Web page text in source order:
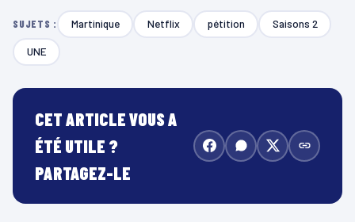
SUJETS : Martinique Netflix pétition Saisons 2
UNE
CET ARTICLE VOUS A
ÉTÉ UTILE ?
PARTAGEZ-LE